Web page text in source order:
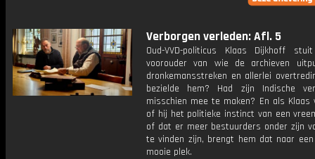
Verborgen verleden: Afl. 5
Oud-VVD-politicus Klaas Dijkhoff
voorouder van wie de archieven
dronkemansstreken en allerlei
bezielde hem? Had zijn Indische
misschien mee te maken? En als Klaas
of hij het politieke instinct van een
of dat er meer bestuurders onder zijn
te vinden zijn, brengt hem dat naar
mooie plek.